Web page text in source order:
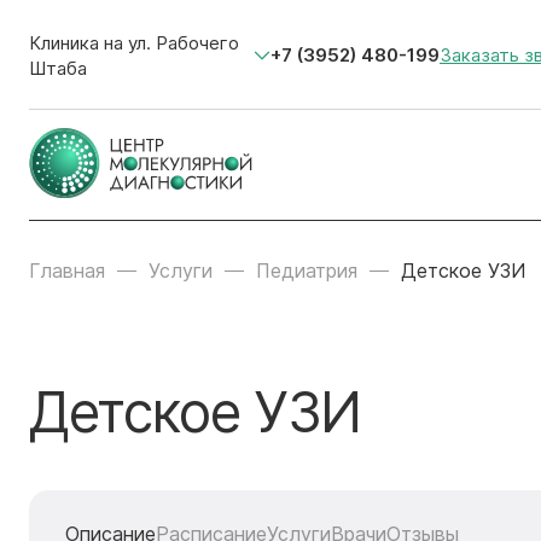
Клиника на ул. Рабочего
Штаба
+7 (3952) 480-199Заказать
Главная Услуги Педиатрия Детское УЗИ
Детское УЗИ
ОписаниеРасписаниеУслугиВрачиОтзывы